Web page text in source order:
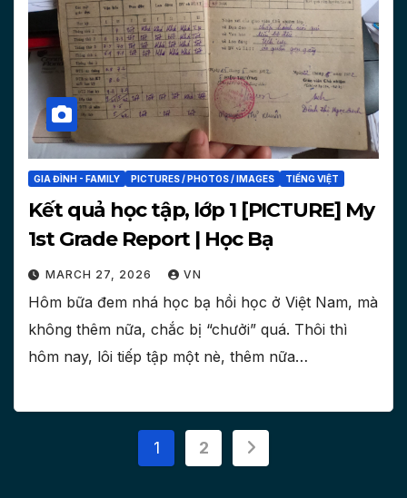
GIA ĐÌNH - FAMILY PICTURES / PHOTOS / IMAGES TIẾNG VIỆT
Kết quả học tập, lớp 1 [PICTURE] My
1st Grade Report | Học Bạ
MARCH 27, 2026 VN
Hôm bữa đem nhá học bạ hồi học ở Việt Nam, mà
không thêm nữa, chắc bị “chưởi” quá. Thôi thì
hôm nay, lôi tiếp tập một nè, thêm nữa…
Posts
1 2